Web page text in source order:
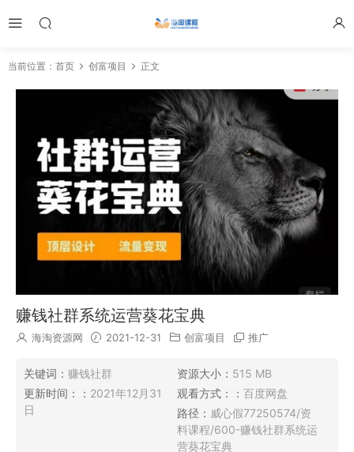
当前位置： 首页 创富项目 正文
赚钱社群系统运营葵花宝典
海淘资源网 2021-12-31 创富项目 推广
关键词： 赚钱社群 资源大小： 515 MB
更新时间：： 2021年12月31
日
观看方式：： 百度网盘
路径： 威心假77250574/资
料课程/600-赚钱社群系统运
营葵花宝典